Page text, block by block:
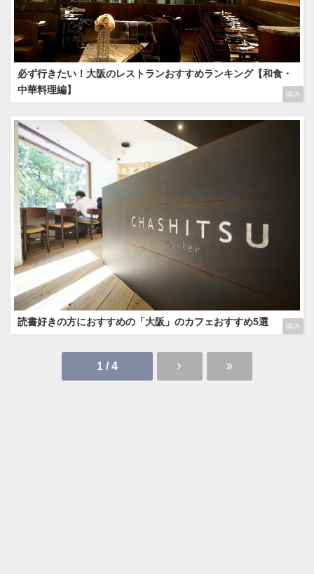
国内
必ず行きたい！大阪のレストランおすすめランキング【和食・
中華料理編】
国内
読書好きの方におすすめの「大阪」のカフェおすすめ5選
1 / 4